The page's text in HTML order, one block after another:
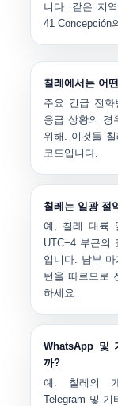
니다. 같은 지
41 Concepción
칠레에서는 어
주요 긴급 전화
응급 상황의 경
위해. 이것들
코드입니다.
칠레는 일광 절
예, 칠레 대륙
UTC−4 부근의
입니다. 남부
턴을 따르므로
하세요.
WhatsApp 및
까?
예. 칠레의
Telegram 및 기